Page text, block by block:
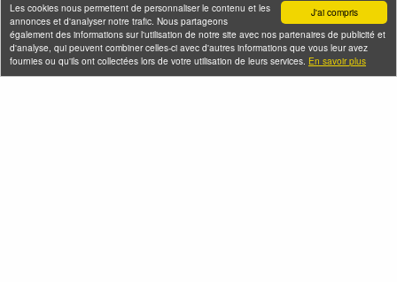
J'ai compris
Les cookies nous permettent de personnaliser le contenu et les
annonces et d'analyser notre trafic. Nous partageons
également des informations sur l'utilisation de notre site avec nos partenaires de publicité et
d'analyse, qui peuvent combiner celles-ci avec d'autres informations que vous leur avez
fournies ou qu'ils ont collectées lors de votre utilisation de leurs services. En savoir plus
En bateau de
Croisière dégustation